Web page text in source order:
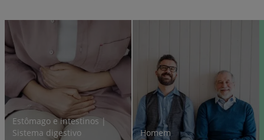
Estômago e intestinos |
Sistema digestivo
Homem